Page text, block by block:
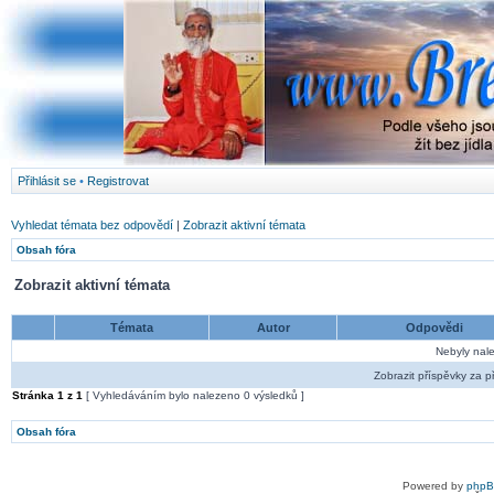
Přihlásit se • Registrovat
Vyhledat témata bez odpovědí | Zobrazit aktivní témata
Obsah fóra
Zobrazit aktivní témata
Témata Autor Odpovědi
Nebyly
Zobrazit příspěvky za
Stránka 1 z 1 [ Vyhledáváním bylo nalezeno 0 výsledků ]
Obsah fóra
Powered by